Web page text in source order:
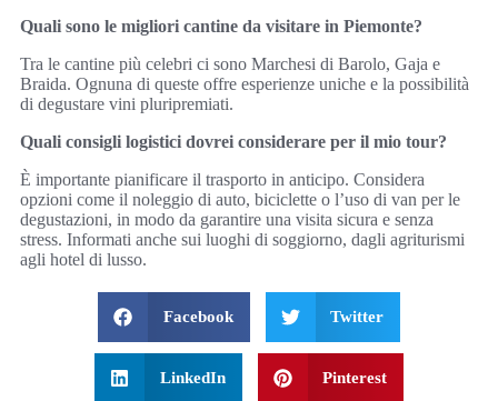
Quali sono le migliori cantine da visitare in Piemonte?
Tra le cantine più celebri ci sono Marchesi di Barolo, Gaja e
Braida. Ognuna di queste offre esperienze uniche e la possibilità
di degustare vini pluripremiati.
Quali consigli logistici dovrei considerare per il mio tour?
È importante pianificare il trasporto in anticipo. Considera
opzioni come il noleggio di auto, biciclette o l’uso di van per le
degustazioni, in modo da garantire una visita sicura e senza
stress. Informati anche sui luoghi di soggiorno, dagli agriturismi
agli hotel di lusso.
Facebook Twitter
LinkedIn Pinterest